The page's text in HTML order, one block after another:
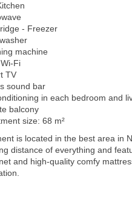
- Freezer
machine
Fi
TV
sound bar
in each bedroom and
balcony
size: 68 m²
is located in the best area in
distance of everything and
and high-quality comfy